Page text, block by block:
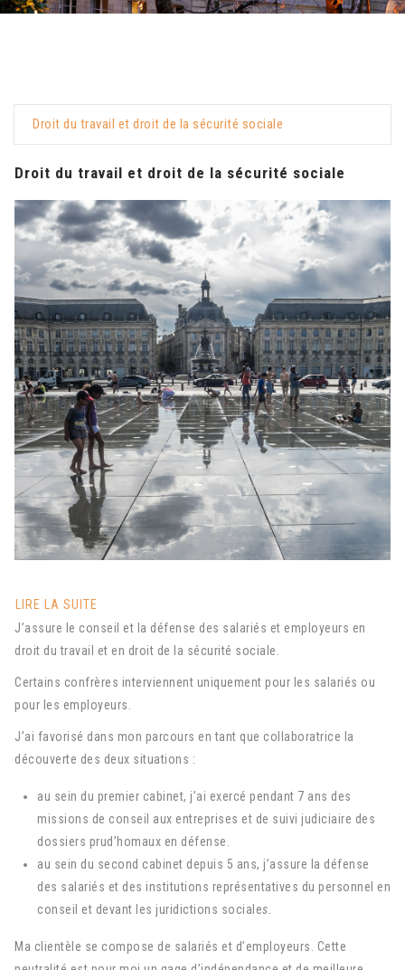
Droit du travail et droit de la sécurité sociale
Droit du travail et droit de la sécurité sociale
LIRE LA SUITE
J’assure le conseil et la défense des salariés et employeurs en
droit du travail et en droit de la sécurité sociale.
Certains confrères interviennent uniquement pour les salariés ou
pour les employeurs.
J’ai favorisé dans mon parcours en tant que collaboratrice la
découverte des deux situations :
au sein du premier cabinet, j’ai exercé pendant 7 ans des
missions de conseil aux entreprises et de suivi judiciaire des
dossiers prud’homaux en défense.
au sein du second cabinet depuis 5 ans, j’assure la défense
des salariés et des institutions représentatives du personnel en
conseil et devant les juridictions sociales.
Ma clientèle se compose de salariés et d’employeurs. Cette